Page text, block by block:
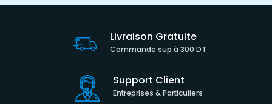
Livraison Gratuite
Commande sup à 300 DT
Support Client
Entreprises & Particuliers